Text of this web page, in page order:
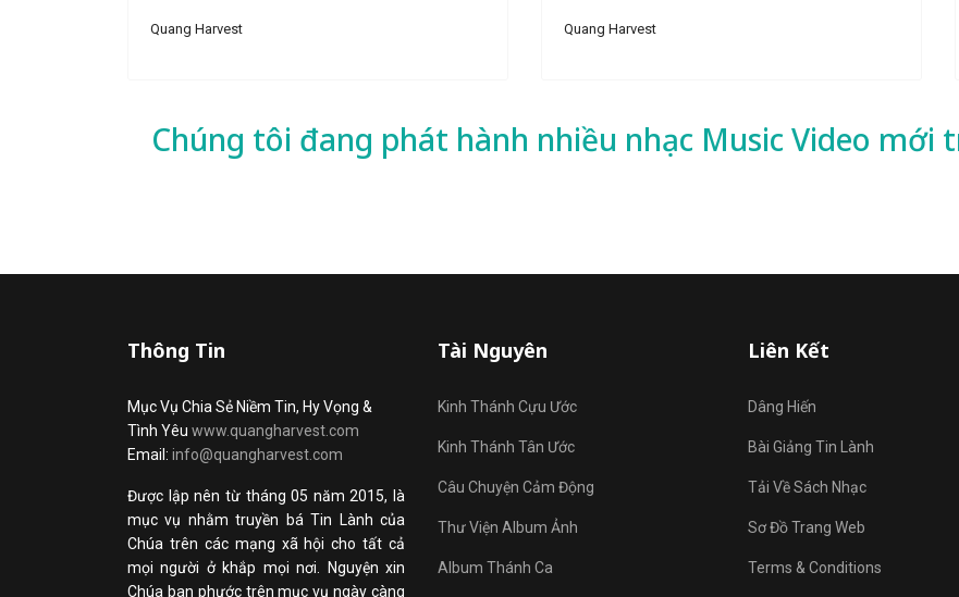
Quang Harvest Quang Harvest
Chúng tôi đang phát hành nhiều nhạc Music Video mới
Thông Tin
Mục Vụ Chia Sẻ Niềm Tin, Hy Vọng &
Tình Yêu www.quangharvest.com
Email: info@quangharvest.com
Được lập nên từ tháng 05 năm 2015, là
mục vụ nhằm truyền bá Tin Lành của
Chúa trên các mạng xã hội cho tất cả
mọi người ở khắp mọi nơi. Nguyện xin
Chúa ban phước trên mục vụ ngày càng
Tài Nguyên
Kinh Thánh Cựu Ước
Kinh Thánh Tân Ước
Câu Chuyện Cảm Động
Thư Viện Album Ảnh
Album Thánh Ca
Liên Kết
Dâng Hiến
Bài Giảng Tin Lành
Tải Về Sách Nhạc
Sơ Đồ Trang Web
Terms & Conditions